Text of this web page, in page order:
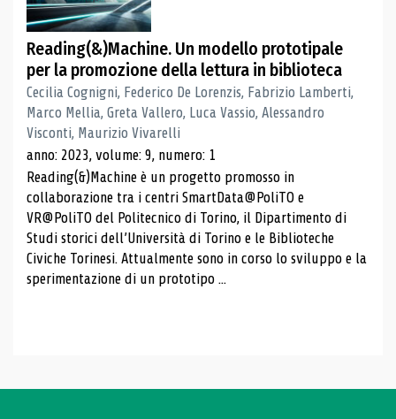
Reading(&)Machine. Un modello prototipale
per la promozione della lettura in biblioteca
Cecilia Cognigni, Federico De Lorenzis, Fabrizio Lamberti,
Marco Mellia, Greta Vallero, Luca Vassio, Alessandro
Visconti, Maurizio Vivarelli
anno: 2023, volume: 9, numero: 1
Reading(&)Machine è un progetto promosso in
collaborazione tra i centri SmartData@PoliTO e
VR@PoliTO del Politecnico di Torino, il Dipartimento di
Studi storici dell’Università di Torino e le Biblioteche
Civiche Torinesi. Attualmente sono in corso lo sviluppo e la
sperimentazione di un prototipo ...